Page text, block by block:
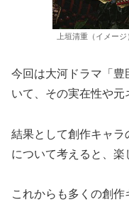
上垣清重（イメージ
今回は大河ドラマ「
いて、その実在性や元
結果として創作キャ
について考えると、楽
これからも多くの創